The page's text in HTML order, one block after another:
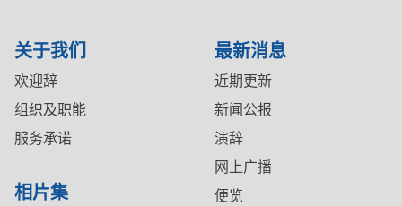
关于我们
欢迎辞
组织及职能
服务承诺
相片集
最新消息
近期更新
新闻公报
演辞
网上广播
便览